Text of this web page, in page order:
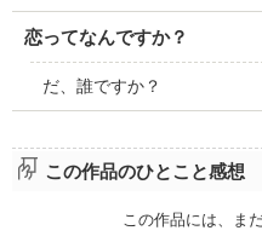
恋ってなんですか？
だ、誰ですか？
この作品のひとこと感想
この作品には、ま